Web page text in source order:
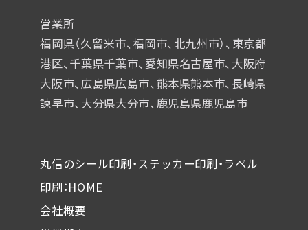
営業所
福岡県（久留米市、福岡市、北九州市）、東京都
港区、千葉県千葉市、 愛知県名古屋市、大阪府
大阪市、広島県広島市、熊本県熊本市、 長崎県
諫早市、大分県大分市、鹿児島県鹿児島市
丸信のシール印刷・ステッカー印刷・ラベル
印刷：HOME
会社概要